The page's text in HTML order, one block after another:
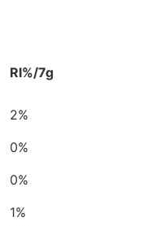
RI%/7g
2%
0%
0%
1%